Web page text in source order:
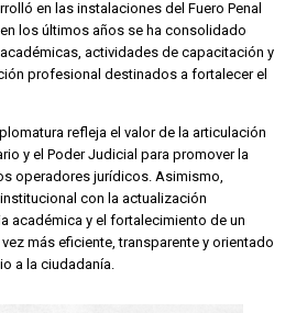
en las instalaciones del Fuero Penal
los últimos años se ha consolidado
actividades de capacitación y
profesional destinados a fortalecer el
refleja el valor de la articulación
y el Poder Judicial para promover la
operadores jurídicos. Asimismo,
con la actualización
académica y el fortalecimiento de un
más eficiente, transparente y orientado
a la ciudadanía.